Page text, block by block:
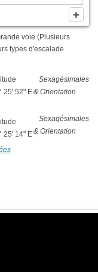
voie (Plusieurs
types d'escalade
25' 52" E
Sexagésimales
& Orientation
25' 14" E
Sexagésimales
& Orientation